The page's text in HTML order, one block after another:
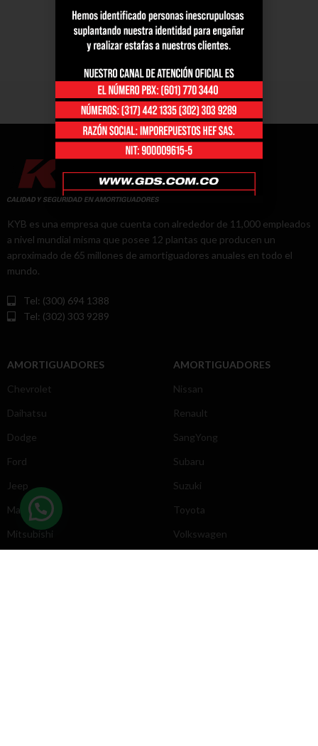
KYB es una empresa que cuenta con alrededor de 11,000 empleados
a nivel mundial misma que posee 12 plantas que producen un
aproximado de 65 millones de amortiguadores anuales en todo el
mundo.
Tel: (300) 694 1388
Tel: (302) 303 9289
AMORTIGUADORES
Chevrolet
Daihatsu
Dodge
Ford
Jeep
Mazda
Mitsubishi
AMORTIGUADORES
Nissan
Renault
SangYong
Subaru
Suzuki
Toyota
Volkswagen